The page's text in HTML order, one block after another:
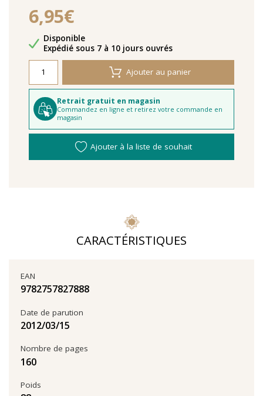
6,95€
Disponibilité
Disponible
Délais de livraison
Expédié sous 7 à 10 jours ouvrés
Ajouter au panier
Retrait gratuit en magasin
Commandez en ligne et retirez votre commande en
magasin
Ajouter à la liste de souhait
CARACTÉRISTIQUES
EAN
9782757827888
Date de parution
15‏/03‏/2012
Poids
Nombre de pages
160